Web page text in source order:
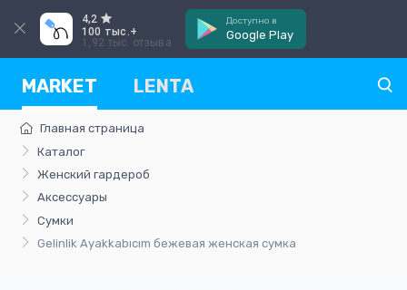
4,2
100 тыс.+
1,92 тыс. отзыва
Доступно в
Google Play
MARKET LENTA
Главная страница
Каталог
Женский гардероб
Аксессуары
Сумки
Gelinlik Ayakkabıcım бежевая женская сумка